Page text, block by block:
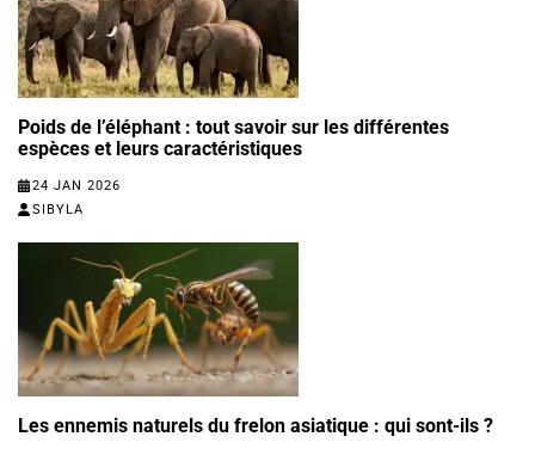
Poids de l’éléphant : tout savoir sur les différentes
espèces et leurs caractéristiques
24 JAN 2026
SIBYLA
Les ennemis naturels du frelon asiatique : qui sont-ils ?